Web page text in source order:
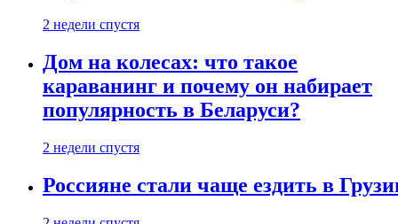
2 недели спустя
Дом на колесах: что такое
караванинг и почему он набирает
популярность в Беларуси?
2 недели спустя
Россияне стали чаще ездить в